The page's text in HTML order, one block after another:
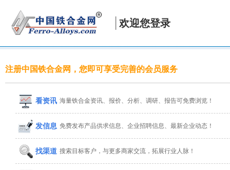
欢迎您登录
注册中国铁合金网，您即可享受完善的会员服务
看资讯 海量铁合金资讯、报价、分析、调研、报告可免费浏览！
发信息 免费发布产品供求信息、企业招聘信息、最新企业动态！
找渠道 搜索目标客户，与更多商家交流，拓展行业人脉！